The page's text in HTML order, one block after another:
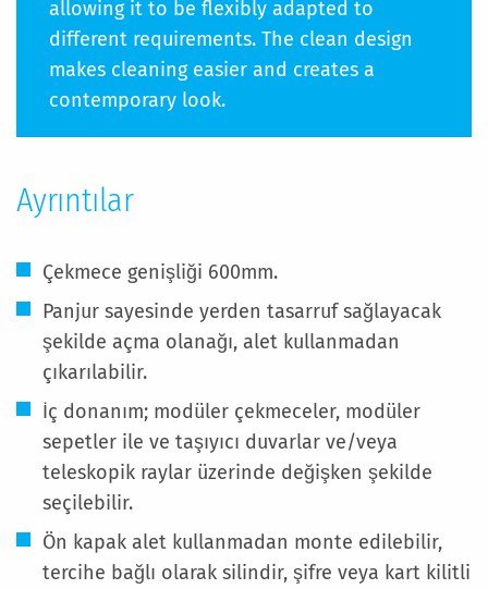
allowing it to be flexibly adapted to
different requirements. The clean design
makes cleaning easier and creates a
contemporary look.
Ayrıntılar
Çekmece genişliği 600mm.
Panjur sayesinde yerden tasarruf sağlayacak
şekilde açma olanağı, alet kullanmadan
çıkarılabilir.
İç donanım; modüler çekmeceler, modüler
sepetler ile ve taşıyıcı duvarlar ve/veya
teleskopik raylar üzerinde değişken şekilde
seçilebilir.
Ön kapak alet kullanmadan monte edilebilir,
tercihe bağlı olarak silindir, şifre veya kart kilitli